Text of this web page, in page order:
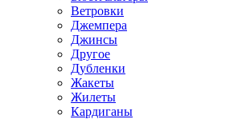
Ветровки
Джемпера
Джинсы
Другое
Дубленки
Жакеты
Жилеты
Кардиганы